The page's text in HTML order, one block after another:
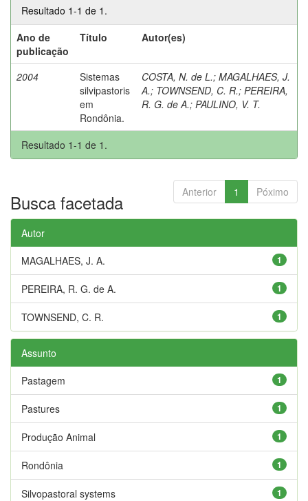
Resultado 1-1 de 1.
Ano de
publicação
Título Autor(es)
2004
Sistemas
silvipastoris
em
Rondônia.
COSTA, N. de L.; MAGALHAES, J.
A.; TOWNSEND, C. R.; PEREIRA,
R. G. de A.; PAULINO, V. T.
Resultado 1-1 de 1.
Anterior 1 Póximo
Busca facetada
Autor
1
MAGALHAES, J. A.
1
PEREIRA, R. G. de A.
1
TOWNSEND, C. R.
Assunto
1
Pastagem
1
Pastures
1
Produção Animal
1
Rondônia
1
Silvopastoral systems